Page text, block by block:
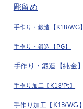
彫留め
手作り・鍛造【K18/WG】
手作り・鍛造【PG】
手作り・鍛造【純金】
手作り加工【K18/Pt】
手作り加工【K18/WG】